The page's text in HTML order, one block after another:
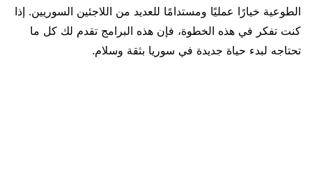
الطوعية خيارًا عمليًا ومستدامًا للعديد من اللاجئين السوريين. إذا
كنت تفكر في هذه الخطوة، فإن هذه البرامج تقدم لك كل ما
تحتاجه لبدء حياة جديدة في سوريا بثقة وسلام.